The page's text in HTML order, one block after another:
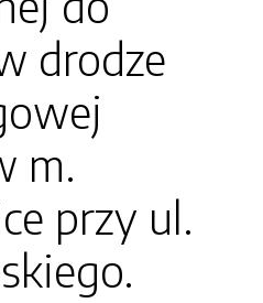
drodze
m.
przy ul.